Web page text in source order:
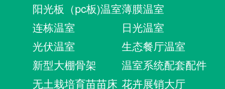
阳光板（pc板)温室薄膜温室
连栋温室
日光温室
光伏温室
生态餐厅温室
新型大棚骨架
温室系统配套配件
无土栽培育苗苗床 花卉展销大厅